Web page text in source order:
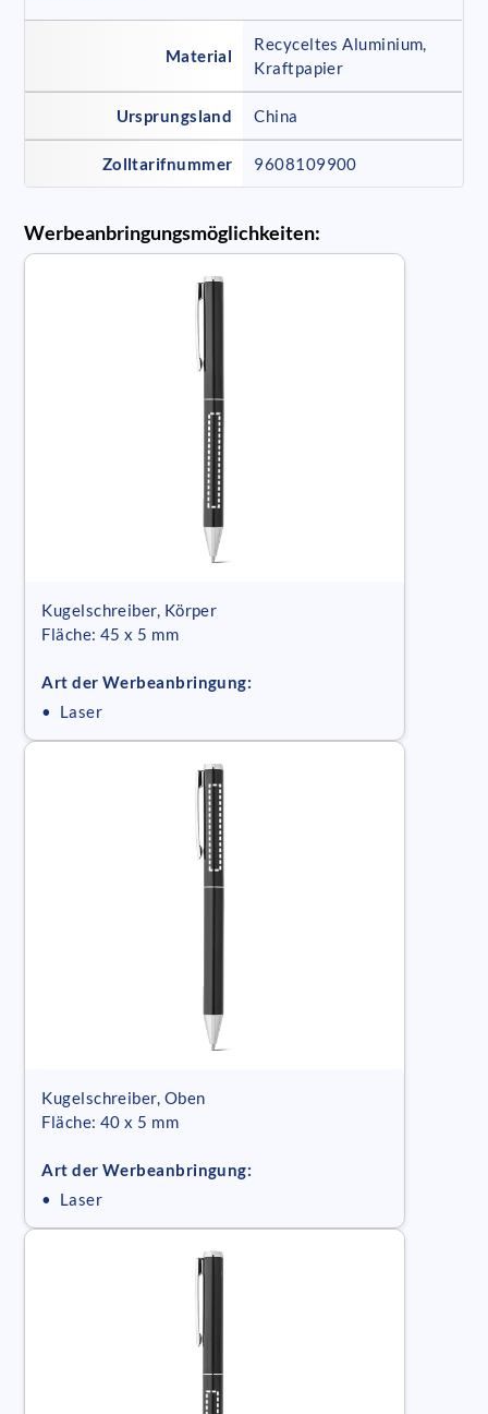
Material
Recyceltes Aluminium,
Kraftpapier
Ursprungsland China
Zolltarifnummer 9608109900
Werbeanbringungsmöglichkeiten:
Kugelschreiber, Körper
Fläche: 45 x 5 mm
Art der Werbeanbringung:
• Laser
Kugelschreiber, Oben
Fläche: 40 x 5 mm
Art der Werbeanbringung:
• Laser